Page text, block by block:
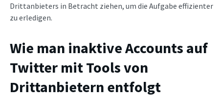
Drittanbieters in Betracht ziehen, um die Aufgabe effizienter
zu erledigen.
Wie man inaktive Accounts auf
Twitter mit Tools von
Drittanbietern entfolgt